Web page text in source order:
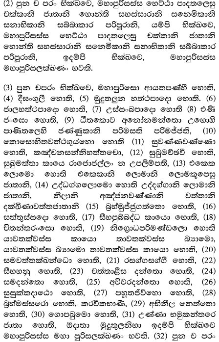
(2) පුන ච පරං භික්ඛවෙ, මහාපුරිසස්ස හෙට්ඨා පාදතලෙසු
චක්කානි ජාතානි හොන්ති සහස්සාරානි සනෙමිකානි
සනාභිකානි සබ්බාකාර පරිපූරානි, යම්පි භික්ඛවෙ,
මහාපුරිසස්ස හෙට්ඨා පාදතලෙසු චක්කානි ජාතානි
හොන්ති සහස්සාරානි සනෙමිකානි සනාභිකානි සබ්බාකාර
පරිපූරානි, ඉදම්පි භික්ඛවෙ, මහාපුරිසස්ස
මහාපුරිසලක්ඛණං භවති.
(3) පුන චපරං භික්ඛවෙ, මහාපුරිසො ආයතපණ්හී හොති,
(4) දීඝංගුලී හොති, (5) මුදුතලුන හත්ථපාදො හොති. (6)
ජාලහත්ථපාදො හොති, (7) උස්සංඛපාදො හොති (8) එණි
ජංඝො හොති, (9) ඨීතකොව අනෝනමන්තො උභොහි
පාණිතලෙහි ජණ්ණුකානි පරිමසති පරිමජ්ජති, (10)
කොසොහිතවත්ථගුය්හො හොති (11) සුවණ්ණවණ්ණො
හොති, කඤ්චනසන්නිහත්තචො, (12) සුඛුමච්ඡවී හොති,
සුඛුමත්තා කායෙ රාජොජල්ලං න උපලිම්පති, (13) එකෙක
ලොමො හොති එකෙකානි ලොමානි ලොමකූපෙසු
ජාතානි, (14) උද්ධග්ගලොමො හොති උද්දග්ගානි ලොමානි
ජාතානි, නීලානි අඤ්ජනවණ්ණානි වත්තානි
දක්ඛිණාවත්තජාතානි (15) බ්‍රහ්මුජ්ජුගත්තො හොති, (16)
සත්තුස්සදො හොති, (17) සීහපුබ්බද්ධ කායො හොති, (18)
චිතන්තරංසො හොති, (19) නිග්‍රොධපරිමණ්ඩලො හොති
යාවතක්වස්ස කායො තාවතක්වස්ස බ්‍යාමො,
යාවතක්වස්ස බ්‍යාමො තාවතක්වස්ස කායො හොති, (20)
සමවත්තක්ඛන්ධො හොති, (21) රසග්ගසග්ගී හොති, (22)
සීහහනු හොති, (23) චත්තාළීස දන්තො හොති, (24)
සමදන්තො හොති, (25) අවිවරදන්තො හොති, (26)
සුසුක්කදාඨො හොති, (27) පහූතජිව්හො හොති, (28)
බ්‍රහ්මස්සරො හොති, කරවීකභාණී, (29) අභිනීල නෙත්තො
හොති, (30) ගොපඛුමො හොති, (31) උණ්ණා භමුකන්තරෙ
ජාතා හොති, ඔදාතා මුදුතුලනිභා ඉදම්පි භික්ඛවෙ
මහාපුරිසස්ස මහා පුරිසලක්ඛණං භවති. (32) පුන ච පරං